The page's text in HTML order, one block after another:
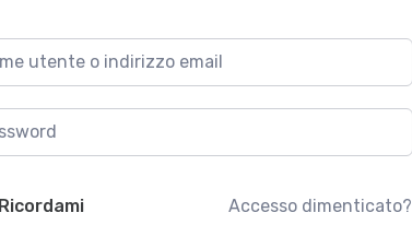
Ricordami Accesso dimenticato?